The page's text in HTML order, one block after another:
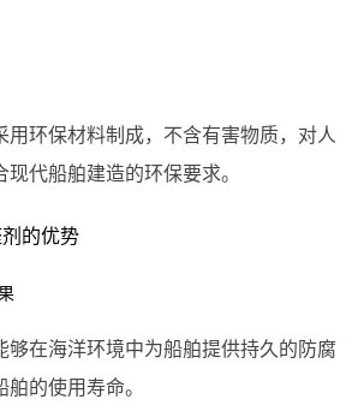
用环保材料制成，不含有害物质，对人
代船舶建造的环保要求。
的优势
够在海洋环境中为船舶提供持久的防腐
的使用寿命。